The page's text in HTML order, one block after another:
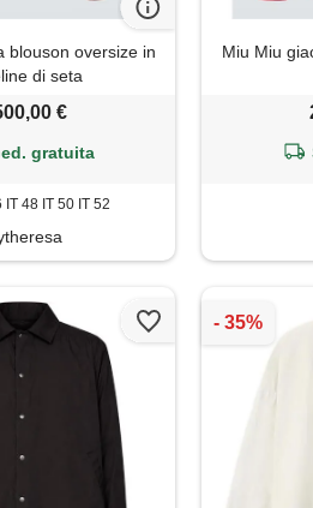
blouson oversize in
di seta
€
gratuita
IT 48 IT 50 IT 52
Miu Miu